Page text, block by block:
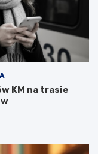
KM na trasie